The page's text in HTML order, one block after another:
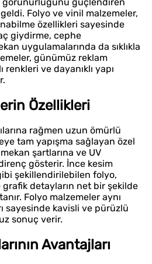
Folyo ve vinil malzemeler,
özellikleri sayesinde
giydirme, cephe
uygulamalarında da sıklıkla
günümüz reklam
ve dayanıklı yapı
Özellikleri
rağmen uzun ömürlü
tam yapışma sağlayan özel
mekan şartlarına ve UV
direnç gösterir. İnce kesim
şekillendirilebilen folyo,
detayların net bir şekilde
Folyo malzemeler aynı
sayesinde kavisli ve pürüzlü
sonuç verir.
Avantajları